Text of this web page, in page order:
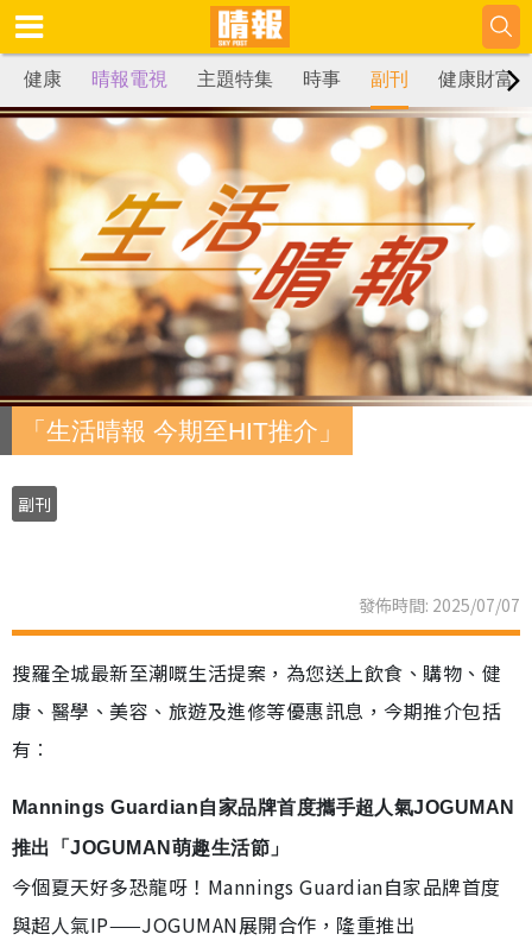
健康 晴報電視 主題特集 時事 副刊 健康財富
「生活晴報 今期至HIT推介」
副刊
發佈時間: 2025/07/07
搜羅全城最新至潮嘅生活提案，為您送上飲食、購物、健
康、醫學、美容、旅遊及進修等優惠訊息，今期推介包括
有︰
Mannings Guardian自家品牌首度攜手超人氣JOGUMAN
推出「JOGUMAN萌趣生活節」
今個夏天好多恐龍呀！Mannings Guardian自家品牌首度
與超人氣IP——JOGUMAN展開合作，隆重推出